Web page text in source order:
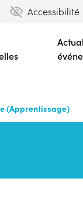
Accessibilité
(Apprentissage)